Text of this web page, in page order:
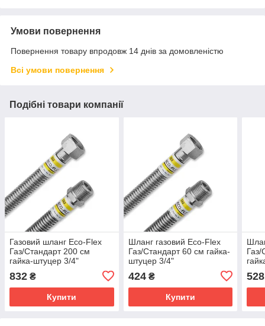
Умови повернення
Повернення товару впродовж 14 днів за домовленістю
Всі умови повернення
Подібні товари компанії
Газовий шланг Eco-Flex
Газ/Стандарт 200 см
гайка-штуцер 3/4"
832 ₴
Купити
Шланг газовий Eco-Flex
Газ/Стандарт 60 см гайка-
штуцер 3/4"
424₴
Купити
Газ/
528